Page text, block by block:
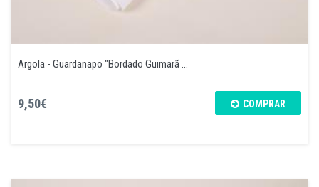
Argola - Guardanapo "Bordado Guimarã ...
9,50€ COMPRAR